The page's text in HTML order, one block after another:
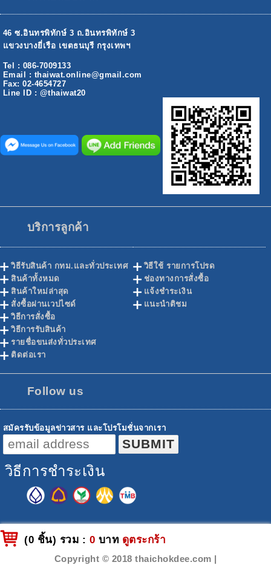
46 ซ.อินทรพิทักษ์ 3 ถ.อินทรพิทักษ์ 3
แขวงบางยี่เรือ เขตธนบุรี กรุงเทพฯ
Tel : 086-7009133
Email : thaiwat.online@gmail.com
Fax: 02-4654727
Line ID : @thaiwat20
บริการลูกค้า
วิธีรับสินค้า กทม.และทั่วประเทศ
สินค้าทั้งหมด
สินค้าใหม่ล่าสุด
สั่งซื้อผ่านเวปไซด์
วิธีการสั่งซื้อ
วิธีการรับสินค้า
รายชื่อขนส่งทั่วประเทศ
ติดต่อเรา
วิธีใช้ รายการโปรด
ช่องทางการสั่งซื้อ
แจ้งชำระเงิน
แนะนำติชม
Follow us
สมัครรับข้อมูลข่าวสาร และโปรโมชั่นจากเรา
วิธีการชำระเงิน
(0 ชิ้น) รวม : 0 บาท ดูตระกร้า
Copyright © 2018 thaichokdee.com |